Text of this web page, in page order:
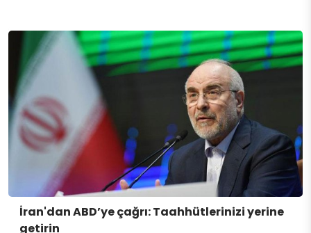
İran'dan ABD’ye çağrı: Taahhütlerinizi yerine
getirin